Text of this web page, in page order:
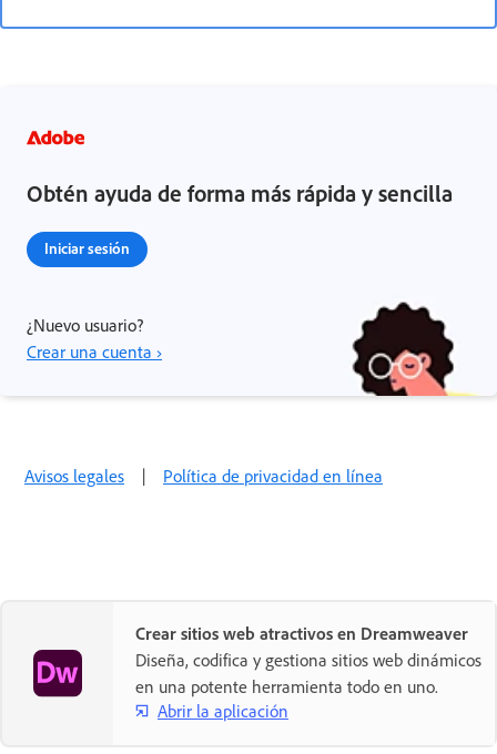
Obtén ayuda de forma más rápida y sencilla
Iniciar sesión
¿Nuevo usuario?
Crear una cuenta ›
Avisos legales | Política de privacidad en línea
Crear sitios web atractivos en Dreamweaver
Diseña, codifica y gestiona sitios web dinámicos
en una potente herramienta todo en uno.
Abrir la aplicación